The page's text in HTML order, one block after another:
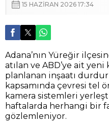
15 HAZIRAN 2026 17:34
Adana’nın Yüreğir
atılan ve ABD’ye ait
planlanan inşaatı
kapsamında çevresi tel
kamera sistemleri
haftalarda herhangi bir
gözlemleniyor.